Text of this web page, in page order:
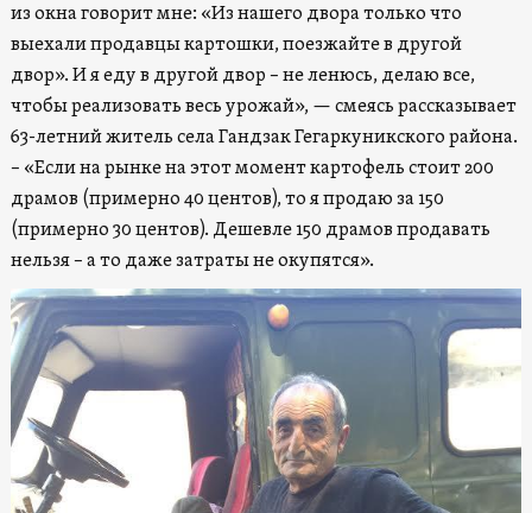
из окна говорит мне: «Из нашего двора только что
выехали продавцы картошки, поезжайте в другой
двор». И я еду в другой двор – не ленюсь, делаю все,
чтобы реализовать весь урожай», — смеясь рассказывает
63-летний житель села Гандзак Гегаркуникского района.
– «Если на рынке на этот момент картофель стоит 200
драмов (примерно 40 центов), то я продаю за 150
(примерно 30 центов). Дешевле 150 драмов продавать
нельзя – а то даже затраты не окупятся».